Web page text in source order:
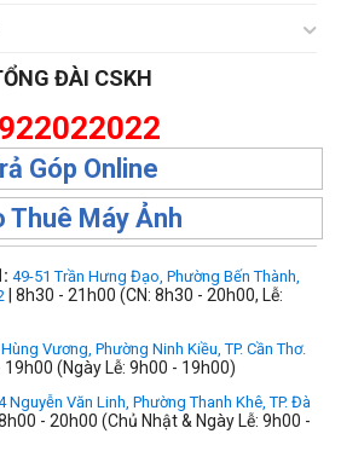
ĐÀI CSKH
Góp Online
Thuê Máy Ảnh
49-51 Trần Hưng Đạo, Phường Bến Thành,
| 8h30 - 21h00 (CN: 8h30 - 20h00, Lễ:
Vương, Phường Ninh Kiều, TP. Cần Thơ.
19h00 (Ngày Lễ: 9h00 - 19h00)
Nguyễn Văn Linh, Phường Thanh Khê, TP. Đà
8h00 - 20h00 (Chủ Nhật & Ngày Lễ: 9h00 -